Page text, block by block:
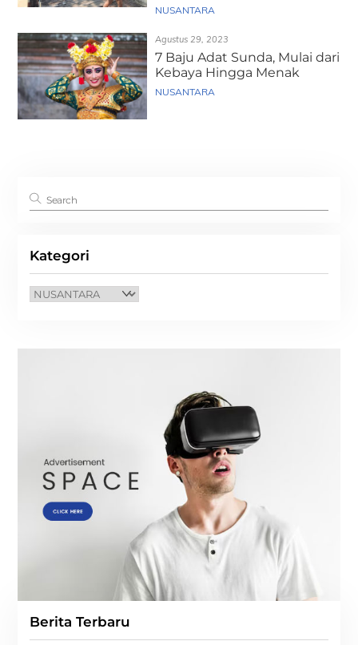
NUSANTARA
Agustus 29, 2023
7 Baju Adat Sunda, Mulai dari
Kebaya Hingga Menak
NUSANTARA
Kategori
Kategori
Berita Terbaru